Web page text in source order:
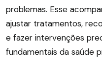
problemas. Esse
ajustar tratamentos,
e fazer intervenções
fundamentais da saúde